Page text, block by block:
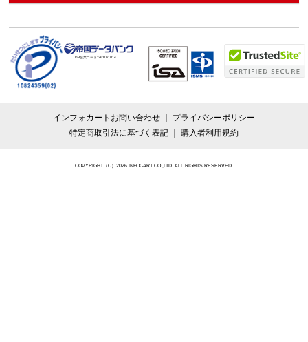
TDB企業コード:261070114
インフォカートお問い合わせ
プライバシーポリシー
特定商取引法に基づく表記
購入者利用規約
COPYRIGHT（C）2026 INFOCART CO.,LTD. ALL RIGHTS RESERVED.